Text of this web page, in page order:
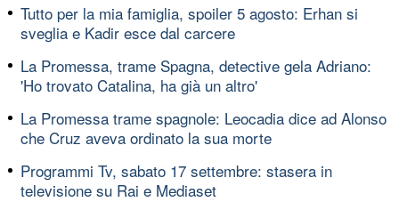
Tutto per la mia famiglia, spoiler 5 agosto: Erhan si
sveglia e Kadir esce dal carcere
La Promessa, trame Spagna, detective gela Adriano:
'Ho trovato Catalina, ha già un altro'
La Promessa trame spagnole: Leocadia dice ad Alonso
che Cruz aveva ordinato la sua morte
Programmi Tv, sabato 17 settembre: stasera in
televisione su Rai e Mediaset